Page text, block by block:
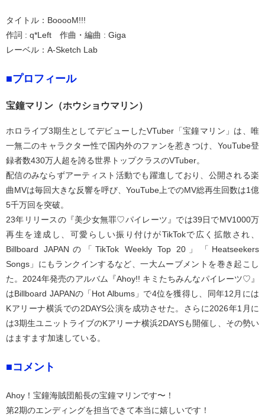
タイトル：BooooM!!!
作詞 : q*Left 作曲・編曲 : Giga
レーベル：A-Sketch Lab
■プロフィール
宝鐘マリン（ホウショウマリン）
ホロライブ3期生としてデビューしたVTuber「宝鐘マリン」は、唯
一無二のキャラクター性で国内外のファンを惹きつけ、YouTube登
録者数430万人超を誇る世界トップクラスのVTuber。
配信のみならずアーティスト活動でも躍進しており、公開される楽
曲MVは毎回大きな反響を呼び、YouTube上でのMV総再生回数は1億
5千万回を突破。
23年リリースの『美少女無罪♡パイレーツ』では39日でMV1000万
再生を達成し、可愛らしい振り付けがTikTokで広く拡散され、
Billboard JAPANの「TikTok Weekly Top 20」「Heatseekers
Songs」にもランクインするなど、一大ムーブメントを巻き起こし
た。2024年発売のアルバム『Ahoy!! キミたちみんなパイレーツ♡』
はBillboard JAPANの「Hot Albums」で4位を獲得し、同年12月には
Kアリーナ横浜での2DAYS公演を成功させた。さらに2026年1月に
は3期生ユニットライブのKアリーナ横浜2DAYSも開催し、その勢い
はますます加速している。
■コメント
Ahoy！宝鐘海賊団船長の宝鐘マリンです〜！
第2期のエンディングを担当できて本当に嬉しいです！